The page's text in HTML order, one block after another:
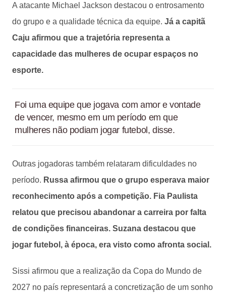
A atacante Michael Jackson destacou o entrosamento
do grupo e a qualidade técnica da equipe. Já a capitã
Caju afirmou que a trajetória representa a
capacidade das mulheres de ocupar espaços no
esporte.
Foi uma equipe que jogava com amor e vontade
de vencer, mesmo em um período em que
mulheres não podiam jogar futebol, disse.
Outras jogadoras também relataram dificuldades no
período. Russa afirmou que o grupo esperava maior
reconhecimento após a competição. Fia Paulista
relatou que precisou abandonar a carreira por falta
de condições financeiras. Suzana destacou que
jogar futebol, à época, era visto como afronta social.
Sissi afirmou que a realização da Copa do Mundo de
2027 no país representará a concretização de um sonho